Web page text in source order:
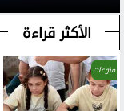
الأكثر قراءة
منوعات